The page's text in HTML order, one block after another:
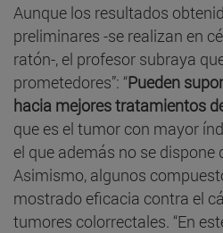
Aunque los resultados
preliminares -se realizan en
ratón-, el profesor subraya
prometedores”: “Pueden
hacia mejores tratamientos
que es el tumor con mayor
el que además no se dispone
Asimismo, algunos
mostrado eficacia contra el
tumores colorrectales. “En